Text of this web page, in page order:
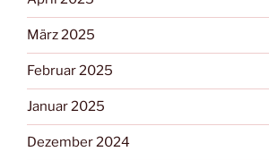
März 2025
Februar 2025
Januar 2025
Dezember 2024